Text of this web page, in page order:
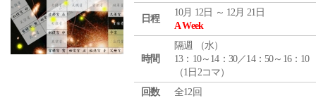
日程
10月 12日 ～ 12月 21日
A Week
時間
隔週 （水）
13：10～14：30／14：50～16：10
（1日2コマ）
回数
全12回